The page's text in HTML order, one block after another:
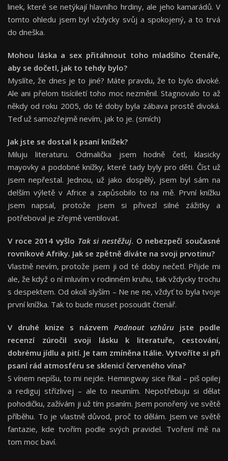
linek, které se netýkají hlavního hrdiny, ale jeho kamarádů. V
tomto ohledu jsem byl vždycky svůj a spokojený, a to trvá
do dneška.
Mohou láska a sex přitáhnout toho mladšího čtenáře,
aby se dočetl, jak to tehdy bylo?
Myslíte, že dnes je to jiné? Máte pravdu, že to bylo divoké.
Ale ani přelom tisíciletí toho moc nezměnil. Stagnovalo to až
někdy od roku 2005, do té doby byla zábava prostě divoká.
Teď už samozřejmě nevím, jak to je. (smích)
Jak jste se dostal k psaní knížek?
Miluju literaturu. Odmalička jsem hodně četl, klasicky
mayovky a podobné knížky, které tady byly pro děti. Číst už
jsem nepřestal. Jednou, už jako dospělý, jsem byl sám na
delším výletě v Africe a zapůsobilo to na mě. První knížku
jsem napsal, protože jsem si přivezl silné zážitky a
potřeboval je zřejmě ventilovat.
V roce 2014 vyšlo Tak si nestěžuj. O nebezpečí současné
rovníkové Afriky. Jak se zpětně díváte na svoji prvotinu?
Vlastně nevím, protože jsem ji od té doby nečetl. Přijde mi
ale, že když o ní mluvím v rodinném kruhu, tak vždycky trochu
s despektem. Od okolí slyším – Ne ne ne, vždyť to byla tvoje
první knížka. Tak to bude muset posoudit čtenář.
V druhé knize s názvem Padnout vzhůru jste podle
recenzí zúročil svoji lásku k literatuře, cestování,
dobrému jídlu a pití. Je tam zmíněna Itálie. Vytvoříte si při
psaní rád atmosféru se sklenicí červeného vína?
S vínem nepíšu, to mi nejde. Hemingway sice říkal – piš opilej
a rediguj střízlivej – ale to neumím. Nepotřebuju si dělat
pohodičku, zažívám ji už tím psaním. Jsem ponořený ve světě
příběhu. To je vlastně důvod, proč to dělám. Jsem ve světě
fantazie, kde tvořím podle svých pravidel. Tvoření mě na
tom moc baví.